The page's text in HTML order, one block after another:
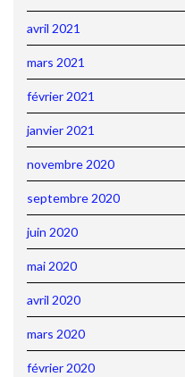
avril 2021
mars 2021
février 2021
janvier 2021
novembre 2020
septembre 2020
juin 2020
mai 2020
avril 2020
mars 2020
février 2020